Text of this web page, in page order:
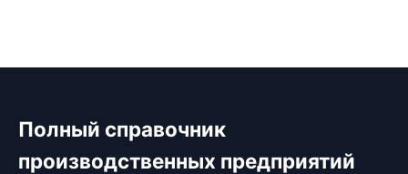
Полный справочник
производственных предприятий